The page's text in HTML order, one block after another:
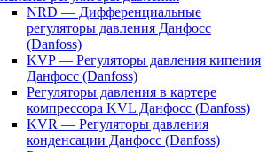
NRD — Дифференциальные
регуляторы давления Данфосс
(Danfoss)
KVP — Регуляторы давления кипения
Данфосс (Danfoss)
Регуляторы давления в картере
компрессора KVL Данфосс (Danfoss)
KVR — Регуляторы давления
конденсации Данфосс (Danfoss)